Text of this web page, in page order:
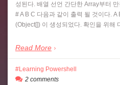
성된다. 배열 선언 간단한 Array부터 만
# A B C 다음과 같이 출력 될 것이다.
(Object[]) 이 생성되었다. 확인을 위해
Read More
Learning Powershell
2 comments